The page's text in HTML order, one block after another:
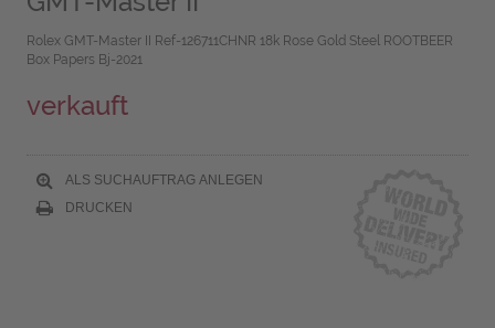
Rolex GMT-Master II Ref-126711CHNR 18k Rose Gold Steel ROOTBEER
Box Papers Bj-2021
verkauft
ALS SUCHAUFTRAG ANLEGEN
DRUCKEN